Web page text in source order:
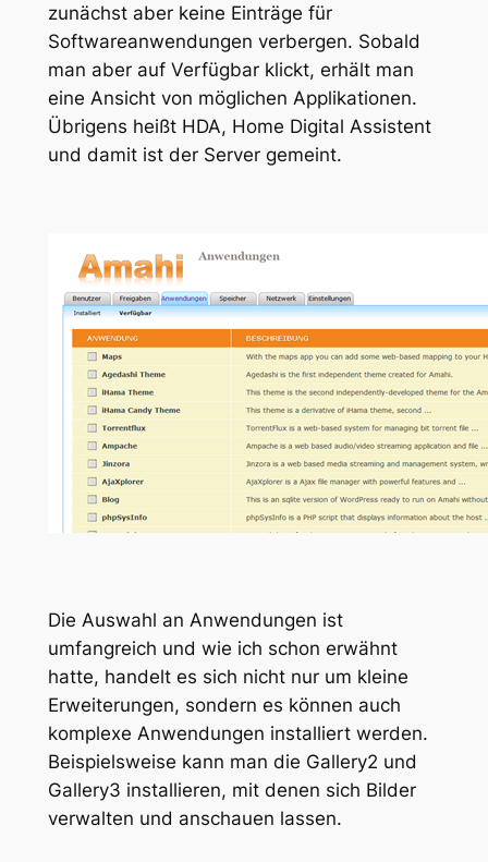
zunächst aber keine Einträge für
Softwareanwendungen verbergen. Sobald
man aber auf Verfügbar klickt, erhält man
eine Ansicht von möglichen Applikationen.
Übrigens heißt HDA, Home Digital Assistent
und damit ist der Server gemeint.
Die Auswahl an Anwendungen ist
umfangreich und wie ich schon erwähnt
hatte, handelt es sich nicht nur um kleine
Erweiterungen, sondern es können auch
komplexe Anwendungen installiert werden.
Beispielsweise kann man die Gallery2 und
Gallery3 installieren, mit denen sich Bilder
verwalten und anschauen lassen.